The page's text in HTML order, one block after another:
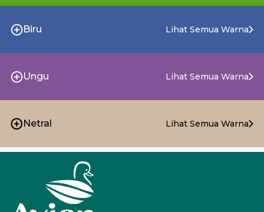
Biru Lihat Semua Warna
Ungu Lihat Semua Warna
Netral Lihat Semua Warna